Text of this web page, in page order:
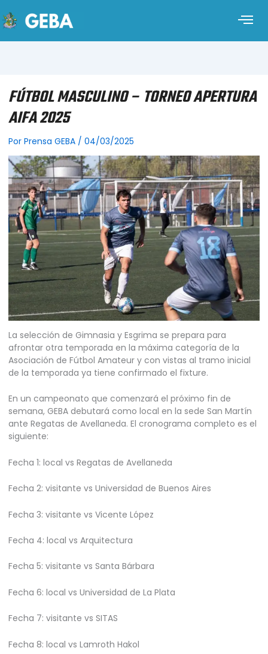
FÚTBOL MASCULINO – TORNEO APERTURA
AIFA 2025
Por Prensa GEBA / 04/03/2025
La selección de Gimnasia y Esgrima se prepara para
afrontar otra temporada en la máxima categoría de la
Asociación de Fútbol Amateur y con vistas al tramo inicial
de la temporada ya tiene confirmado el fixture.
En un campeonato que comenzará el próximo fin de
semana, GEBA debutará como local en la sede San Martín
ante Regatas de Avellaneda. El cronograma completo es el
siguiente:
Fecha 1: local vs Regatas de Avellaneda
Fecha 2: visitante vs Universidad de Buenos Aires
Fecha 3: visitante vs Vicente López
Fecha 4: local vs Arquitectura
Fecha 5: visitante vs Santa Bárbara
Fecha 6: local vs Universidad de La Plata
Fecha 7: visitante vs SITAS
Fecha 8: local vs Lamroth Hakol